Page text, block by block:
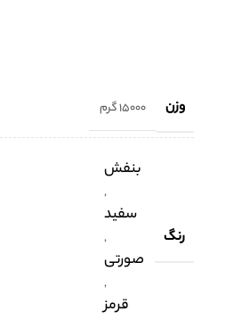
وزن 15000 گرم
رنگ
بنفش
,
سفید
,
صورتی
,
قرمز